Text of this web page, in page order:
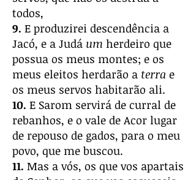
todos,
9. E produzirei descendência a
Jacó, e a Judá um herdeiro que
possua os meus montes; e os
meus eleitos herdarão a terra e
os meus servos habitarão ali.
10. E Sarom servirá de curral de
rebanhos, e o vale de Acor lugar
de repouso de gados, para o meu
povo, que me buscou.
11. Mas a vós, os que vos apartais